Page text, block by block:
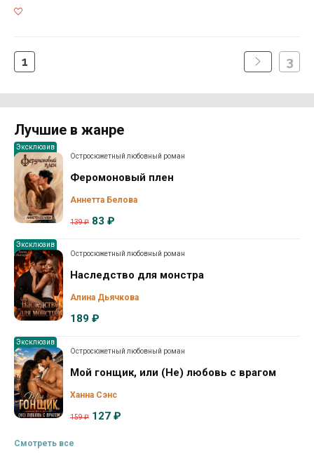
1 3
Лучшие в жанре
Эксклюзив
Остросюжетный любовный роман
Феромоновый плен
Аннетта Белова
139 ₽ 83 ₽
Эксклюзив
Остросюжетный любовный роман
Наследство для монстра
Алина Дьячкова
189 ₽
Эксклюзив
Остросюжетный любовный роман
Мой гонщик, или (Не) любовь с врагом
Ханна Сэнс
159 ₽ 127 ₽
Смотреть все